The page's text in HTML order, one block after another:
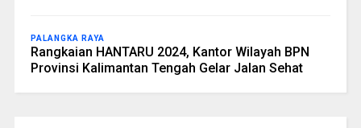
PALANGKA RAYA
Rangkaian HANTARU 2024, Kantor Wilayah BPN
Provinsi Kalimantan Tengah Gelar Jalan Sehat